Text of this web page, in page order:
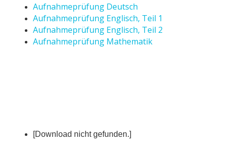
Aufnahmeprüfung Deutsch
Aufnahmeprüfung Englisch, Teil 1
Aufnahmeprüfung Englisch, Teil 2
Aufnahmeprüfung Mathematik
[Download nicht gefunden.]